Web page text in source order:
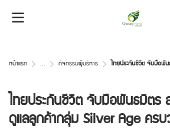
หน้าแรก ... กิจกรรมผู้บริหาร ไทยประกันชีวิต จับมือพันธมิตร สร้า
ไทยประกันชีวิต จับมือพันธมิตร
ดูแลลูกค้ากลุ่ม Silver Age ครบ